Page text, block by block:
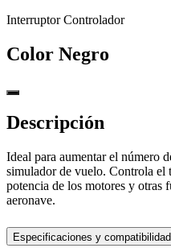
Interruptor Controlador
Color Negro
Descripción
Ideal para aumentar el número
simulador de vuelo. Controla el
potencia de los motores y otras
aeronave.
Especificaciones y compatibilidad